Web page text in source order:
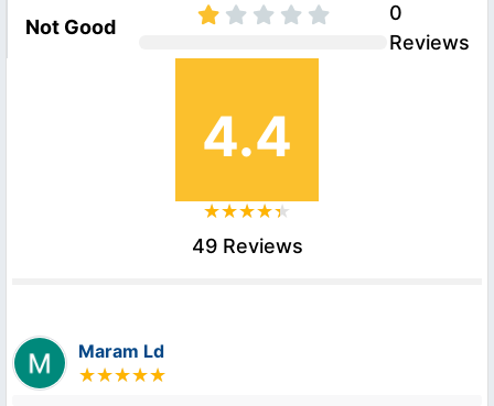
Not Good
0
Reviews
4.4
49 Reviews
Maram Ld